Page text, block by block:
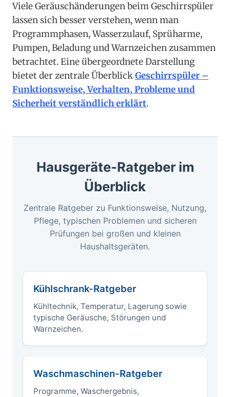
Viele Geräuschänderungen beim Geschirrspüler
lassen sich besser verstehen, wenn man
Programmphasen, Wasserzulauf, Sprüharme,
Pumpen, Beladung und Warnzeichen zusammen
betrachtet. Eine übergeordnete Darstellung
bietet der zentrale ÜberblickGeschirrspüler –
Funktionsweise, Verhalten, Probleme und
Sicherheit verständlich erklärt.
Hausgeräte-Ratgeber im
Überblick
Zentrale Ratgeber zu Funktionsweise, Nutzung,
Pflege, typischen Problemen und sicheren
Prüfungen bei großen und kleinen
Haushaltsgeräten.
Kühlschrank-Ratgeber
Kühltechnik, Temperatur, Lagerung sowie
typische Geräusche, Störungen und
Warnzeichen.
Waschmaschinen-Ratgeber
Programme, Waschergebnis,